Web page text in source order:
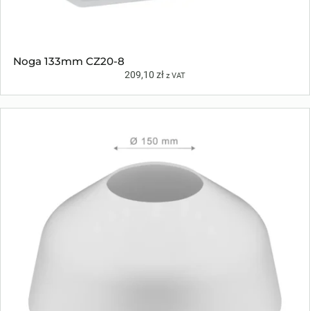
Noga 133mm CZ20-8
209,10 zł z VAT